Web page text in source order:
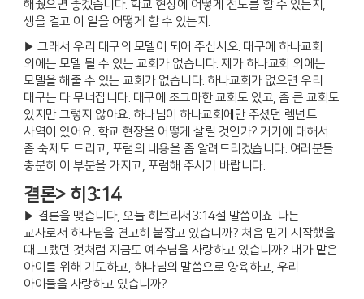
해줬으면 좋겠습니다. 학교 현장에 어떻게 전도를 할 수 있는지,
생을 걸고 이 일을 어떻게 할 수 있는지.
▶ 그래서 우리 대구의 모델이 되어 주십시오. 대구에 하나교회
외에는 모델 될 수 있는 교회가 없습니다. 제가 하나교회 외에는
모델을 해줄 수 있는 교회가 없습니다. 하나교회가 없으면 우리
대구는 다 무너집니다. 대구에 조그마한 교회도 있고, 좀 큰 교회도
있지만 그렇지 않아요. 하나님이 하나교회에만 주셨던 렘넌트
사역이 있어요. 학교 현장을 어떻게 살릴 것인가? 거기에 대해서
좀 숙제도 드리고, 포럼의 내용을 좀 알려드리겠습니다. 여러분들
충분히 이 부분을 가지고, 포럼해 주시기 바랍니다.
결론> 히3:14
▶ 결론을 맺습니다, 오늘 히브리서3:14절 말씀이죠. 나는
교사로서 하나님을 견고히 붙잡고 있습니까? 처음 믿기 시작했을
때 그랬던 것처럼 지금도 예수님을 사랑하고 있습니까? 내가 맡은
아이를 위해 기도하고, 하나님의 말씀으로 양육하고, 우리
아이들을 사랑하고 있습니까?